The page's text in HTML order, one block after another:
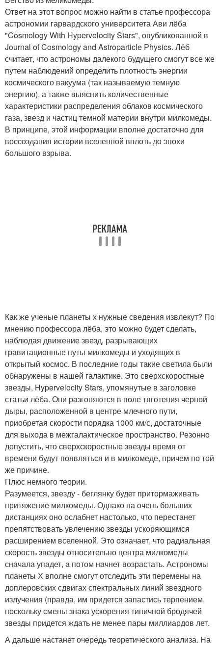
Ответ на этот вопрос можно найти в статье профессора
астрономии гарвардского университета Ави лёба
"Cosmology With Hypervelocity Stars", опубликованной в
Journal of Cosmology and Astroparticle Physics. Лёб
считает, что астрономы далекого будущего смогут все же
путем наблюдений определить плотность энергии
космического вакуума (так называемую темную
энергию), а также выяснить количественные
характеристики распределения облаков космического
газа, звезд и частиц темной материи внутри милкомеды.
В принципе, этой информации вполне достаточно для
воссоздания истории вселенной вплоть до эпохи
большого взрыва.
Как же ученые планеты х нужные сведения извлекут? По
мнению профессора лёба, это можно будет сделать,
наблюдая движение звезд, разрывающих
гравитационные путы милкомеды и уходящих в
открытый космос. В последние годы такие светила были
обнаружены в нашей галактике. Это сверхскоростные
звезды, Hypervelocity Stars, упомянутые в заголовке
статьи лёба. Они разгоняются в поле тяготения черной
дыры, расположенной в центре млечного пути,
приобретая скорости порядка 1000 км/с, достаточные
для выхода в межгалактическое пространство. Резонно
допустить, что сверхскоростные звезды время от
времени будут появляться и в милкомеде, причем по той
же причине.
Плюс немного теории.
Разумеется, звезду - беглянку будет притормаживать
притяжение милкомеды. Однако на очень больших
дистанциях оно ослабнет настолько, что перестанет
препятствовать увлечению звезды ускоряющимся
расширением вселенной. Это означает, что радиальная
скорость звезды относительно центра милкомеды
сначала упадет, а потом начнет возрастать. Астрономы
планеты Х вполне смогут отследить эти перемены на
доплеровских сдвигах спектральных линий звездного
излучения (правда, им придется запастись терпением,
поскольку смены знака ускорения типичной бродячей
звезды придется ждать не менее пары миллиардов лет.
А дальше настанет очередь теоретического анализа. На